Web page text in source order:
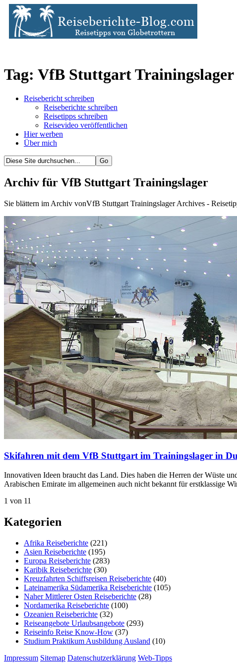
Tag: VfB Stuttgart Trainingslager
Reisebericht schreiben
Reiseberichte schreiben
Reisetipps schreiben
Reisevideo veröffentlichen
Hier werben
Über mich
Archiv für VfB Stuttgart Trainingslager
Sie blättern im Archiv vonVfB Stuttgart Trainingslager Archives -
Skifahren mit dem VfB Stuttgart im Trainingslager in
Innovativen Ideen braucht das Land. Dies haben die Herren der Wüste
Arabischen Emirate im allgemeinen auch nicht bekannt für erstklassige
1 von 11
Kategorien
Afrika Reiseberichte (221)
Asien Reiseberichte (195)
Europa Reiseberichte (283)
Karibik Reiseberichte (30)
Kreuzfahrten Schiffsreisen Reiseberichte (40)
Lateinamerika Südamerika Reiseberichte (105)
Naher Mittlerer Osten Reiseberichte (28)
Nordamerika Reiseberichte (100)
Ozeanien Reiseberichte (32)
Reiseangebote Urlaubsangebote (293)
Reiseinfo Reise Know-How (37)
Studium Praktikum Ausbildung Ausland (10)
Impressum Sitemap Datenschutzerklärung Web-Tipps